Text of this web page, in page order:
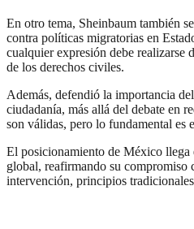
En otro tema, Sheinbaum también
contra políticas migratorias en
cualquier expresión debe realizarse
de los derechos civiles.
Además, defendió la importancia
ciudadanía, más allá del debate en
son válidas, pero lo fundamental es
El posicionamiento de México llega
global, reafirmando su compromiso
intervención, principios